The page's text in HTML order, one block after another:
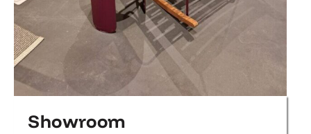
Showroom